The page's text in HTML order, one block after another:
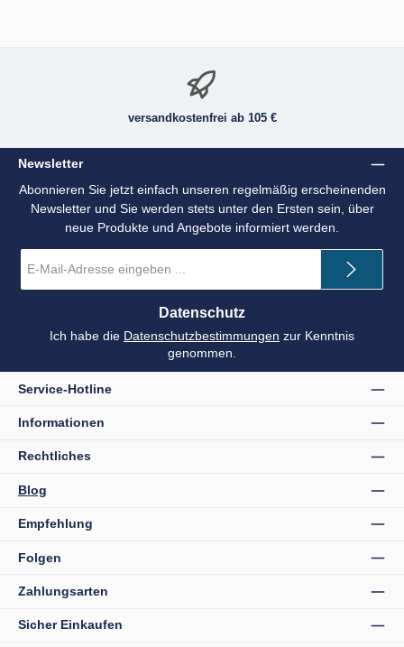
versandkostenfrei ab 105 €
Newsletter
Abonnieren Sie jetzt einfach unseren regelmäßig erscheinenden
Newsletter und Sie werden stets unter den Ersten sein, über
neue Produkte und Angebote informiert werden.
Mail-
*
Datenschutz
Ich habe die Datenschutzbestimmungen zur Kenntnis
genommen.
Service-Hotline
Informationen
Rechtliches
Blog
Empfehlung
Folgen
Zahlungsarten
Sicher Einkaufen